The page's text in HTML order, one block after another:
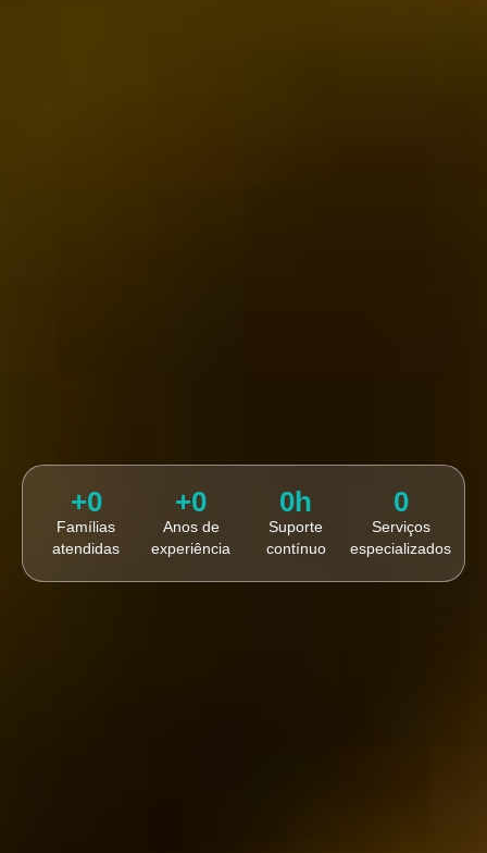
Famílias
atendidas
+0
Anos de
experiência
+0
Suporte
contínuo
0h
Serviços
especializados
0